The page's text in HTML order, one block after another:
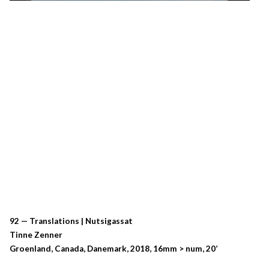
92 — Translations | Nutsigassat
Tinne Zenner
Groenland, Canada, Danemark, 2018, 16mm > num, 20’